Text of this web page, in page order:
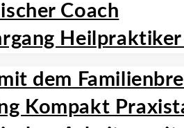
Coach
dem
Kompakt